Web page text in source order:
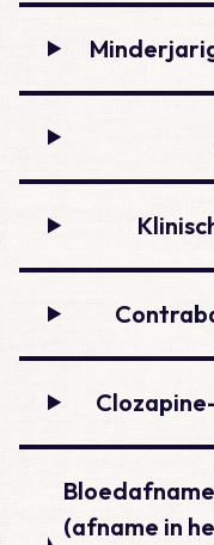
(afname in